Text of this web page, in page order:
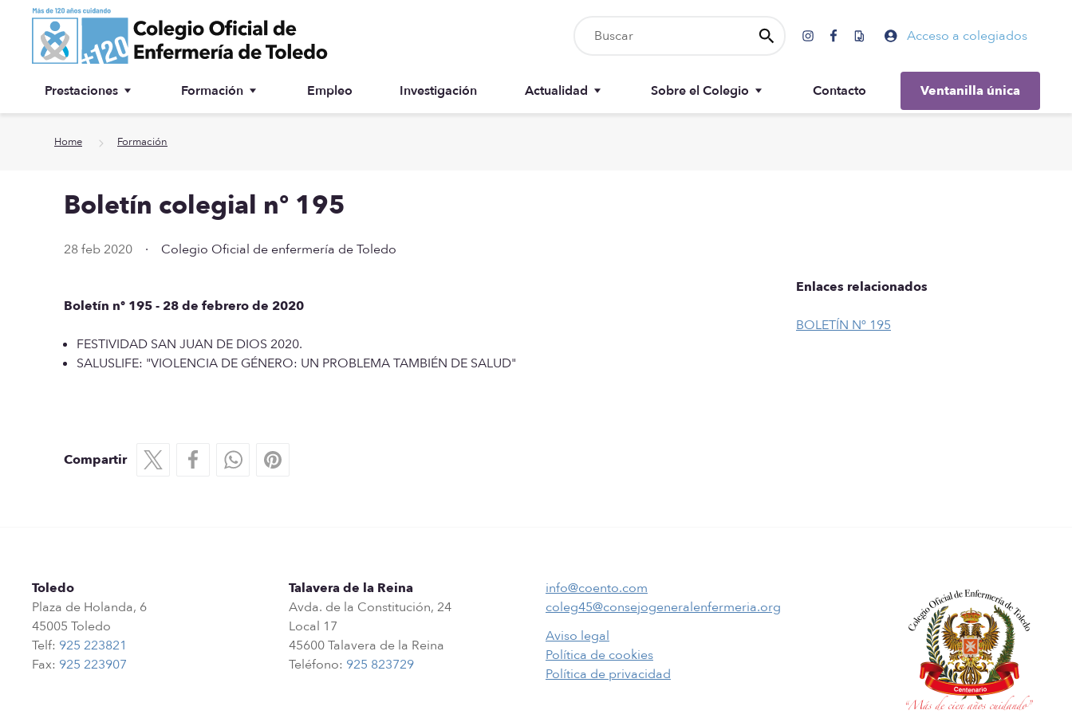
Ir a contenido principal Acceso a colegiados
Prestaciones
Asesoría jurídica
Especialidades
Formación Empleo Investigación Actualidad Sobre el Colegio Contacto Ventanilla única
Home Formación
Boletín colegial nº 195
28 feb 2020 · Colegio Oficial de enfermería de Toledo
Boletín nº 195 - 28 de febrero de 2020
FESTIVIDAD SAN JUAN DE DIOS 2020.
SALUSLIFE: "VIOLENCIA DE GÉNERO: UN PROBLEMA TAMBIÉN DE SALUD"
Enlaces relacionados
BOLETÍN Nº 195
Compartir
Toledo
Plaza de Holanda, 6
45005 Toledo
Telf: 925 223821
Fax: 925 223907
Talavera de la Reina
Avda. de la Constitución, 24
Local 17
45600 Talavera de la Reina
Teléfono: 925 823729
info@coento.com
coleg45@consejogeneralenfermeria.org
Aviso legal
Política de cookies
Política de privacidad